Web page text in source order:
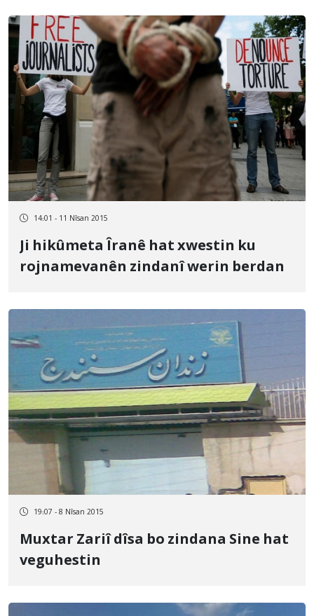
14:01 - 11 Nîsan 2015
Ji hikûmeta Îranê hat xwestin ku
rojnamevanên zindanî werin berdan
19:07 - 8 Nîsan 2015
Muxtar Zariî dîsa bo zindana Sine hat
veguhestin